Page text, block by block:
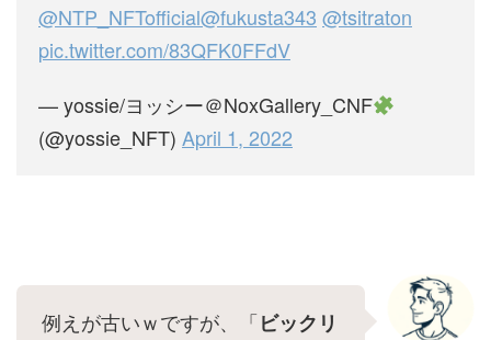
@NTP_NFTofficial@fukusta343 @tsitraton
pic.twitter.com/83QFK0FFdV
— yossie/ヨッシー＠NoxGallery_CNF
(@yossie_NFT) April 1, 2022
例えが古いｗですが、「ビックリ